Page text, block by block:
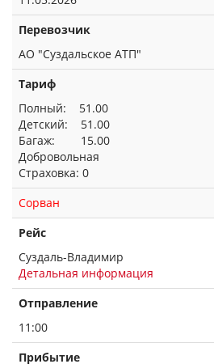
Перевозчик
АО "Суздальское АТП"
Тариф
Полный: 51.00
Детский: 51.00
Багаж: 15.00
Добровольная
Страховка: 0
Сорван
Рейс
Суздаль-Владимир
Детальная информация
Отправление
11:00
Прибытие